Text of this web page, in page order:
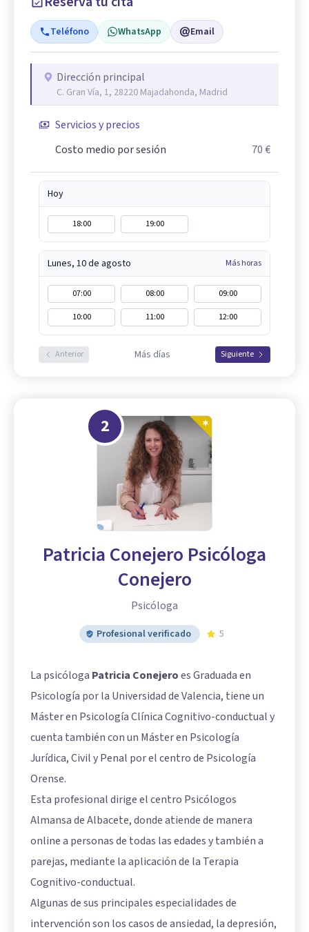
Teléfono WhatsApp Email
Dirección principal
C. Gran Vía, 1, 28220 Majadahonda, Madrid
Servicios y precios
Costo medio por sesión
70 €
Hoy
18:00 19:00
Lunes, 10 de agosto Más horas
07:00 08:00
09:00
10:00
11:00 12:00
Anterior Más días Siguiente
2
Patricia Conejero Psicóloga
Conejero
Psicóloga
Profesional verificado 5
La psicóloga Patricia Conejeroes Graduada en
Psicología por la Universidad de Valencia, tiene un
Máster en Psicología Clínica Cognitivo-conductual y
cuenta también con un Máster en Psicología
Jurídica, Civil y Penal por el centro de Psicología
Orense.
Esta profesional dirige el centro Psicólogos
Almansa de Albacete, donde atiende de manera
online a personas de todas las edades y también a
parejas, mediante la aplicación de la Terapia
Cognitivo-conductual.
Algunas de sus principales especialidades de
intervención son los casos de ansiedad, la depresión,